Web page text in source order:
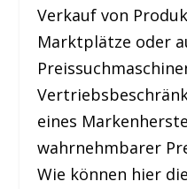
Verkauf von
Marktplätze oder
eines
wahrnehmbarer
Wie können hier